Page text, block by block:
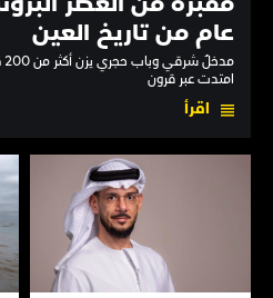
عام من تاريخ العين
امتدت عبر قرون
اقرأ